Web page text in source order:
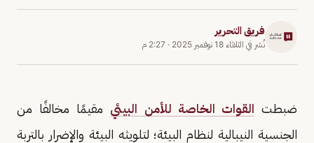
فريق التحرير
نُشر في الثلاثاء 18 نوفمبر 2025 · 2:27 م
ضبطت القوات الخاصة للأمن البيئي مقيمًا مخالفًا من
الجنسية النيبالية لنظام البيئة؛ لتلويثه البيئة والإضرار بالتربة